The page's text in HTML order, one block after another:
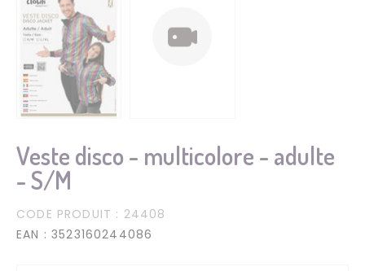
Veste disco - multicolore - adulte
- S/M
CODE PRODUIT : 24408
EAN : 3523160244086